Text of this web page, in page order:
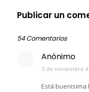
Publicar un
54 Comentarios
Anónimo
3 de noviembre
Está buenisima